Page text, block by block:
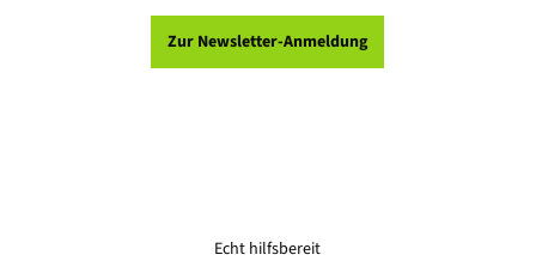
Zur Newsletter-Anmeldung
Echt hilfsbereit